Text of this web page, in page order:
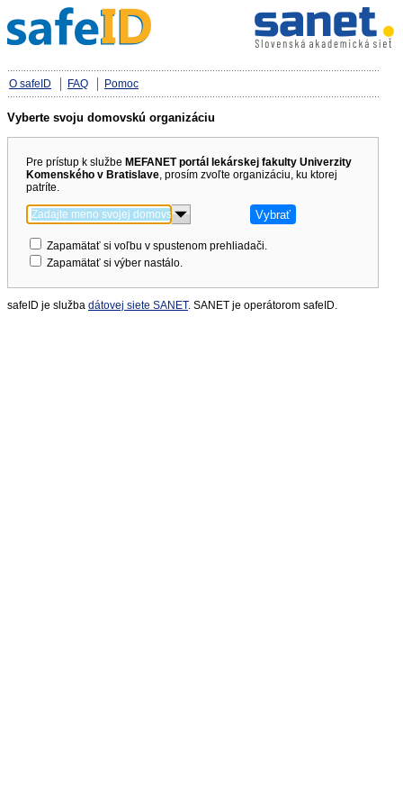
O safeID FAQ Pomoc
Vyberte svoju domovskú organizáciu
Pre prístup k službe MEFANET portál lekárskej fakulty Univerzity
Komenského v Bratislave, prosím zvoľte organizáciu, ku ktorej
patríte.
Zapamätať si voľbu v spustenom prehliadači.
Zapamätať si výber nastálo.
safeID je služba dátovej siete SANET. SANET je operátorom safeID.